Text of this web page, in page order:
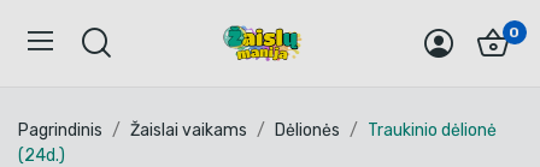
0
Pagrindinis Žaislai vaikams Dėlionės
Traukinio dėlionė
(24d.)